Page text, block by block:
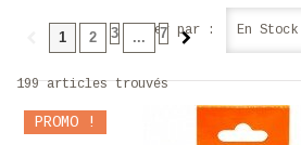
Trier par : En Stock
1 2 3 ... 7
199 articles trouvés
PROMO !